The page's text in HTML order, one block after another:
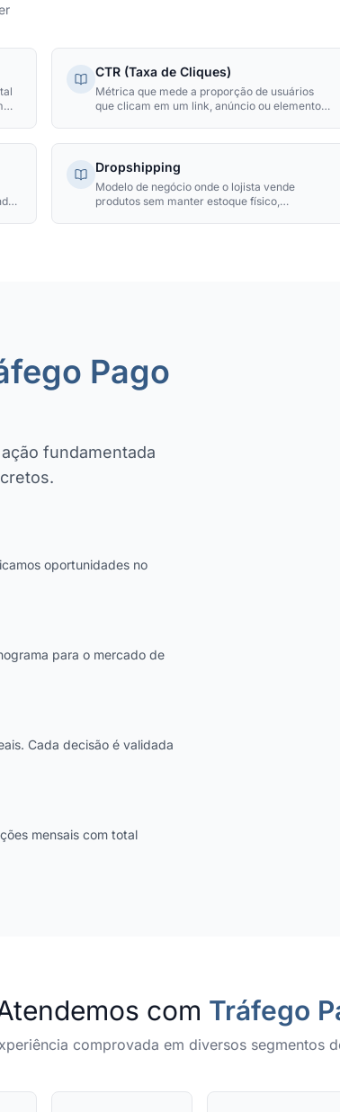
CTR (Taxa de Cliques)
Métrica que mede a proporção de usuários
que clicam em um link, anúncio ou elemento
Dropshipping
Modelo de negócio onde o lojista vende
produtos sem manter estoque físico,
Pago
fundamentada
oportunidades no
para o mercado de
Cada decisão é validada
mensais com total
com Tráfego
comprovada em diversos segmentos